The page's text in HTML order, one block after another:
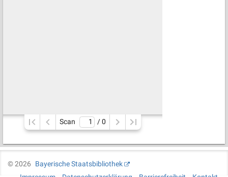
Scan / 0
©2026
Bayerische Staatsbibliothek